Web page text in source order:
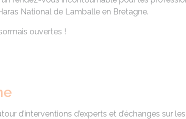
National de Lamballe en Bretagne.
ouvertes !
d’interventions d’experts et d’échanges sur